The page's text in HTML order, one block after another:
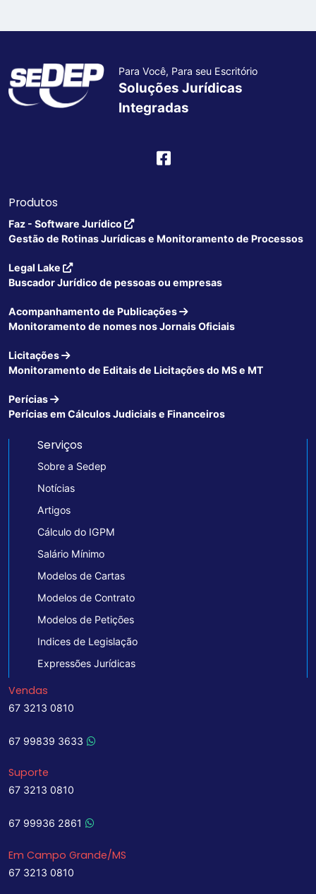
Para Você, Para seu Escritório
Soluções Jurídicas
Integradas
Produtos
Faz - Software Jurídico
Gestão de Rotinas Jurídicas e Monitoramento de Processos
Legal Lake
Buscador Jurídico de pessoas ou empresas
Acompanhamento de Publicações
Monitoramento de nomes nos Jornais Oficiais
Licitações
Monitoramento de Editais de Licitações do MS e MT
Perícias
Perícias em Cálculos Judiciais e Financeiros
Serviços
Sobre a Sedep
Notícias
Artigos
Cálculo do IGPM
Salário Mínimo
Modelos de Cartas
Modelos de Contrato
Modelos de Petições
Indices de Legislação
Expressões Jurídicas
Vendas
67 3213 0810
67 99839 3633
Suporte
67 3213 0810
67 99936 2861
Em Campo Grande/MS
67 3213 0810